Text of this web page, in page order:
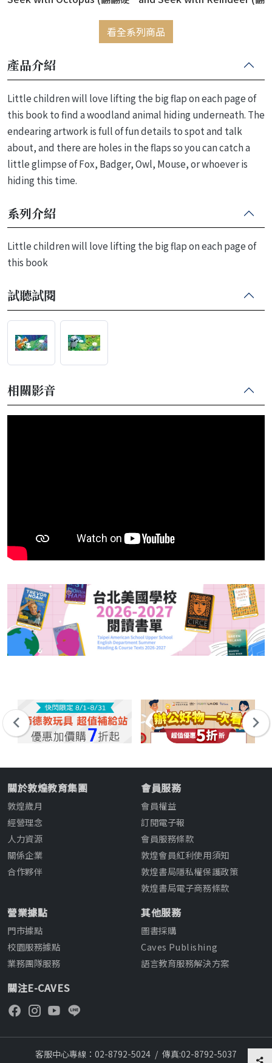
看全系列商品
產品介紹
Little children will love lifting the big flap on each page of
this book to find a woodland animal hiding underneath. The
endearing artwork is full of fun details to spot and talk
about, and there are holes in the flaps so you can catch a
little glimpse of Fox, Badger, Owl, Mouse, or whoever is
hiding this time.
系列介紹
Little children will love lifting the big flap on each page of
this book
試聽試閱
相關影音
關於敦煌教育集團
敦煌歲月
經營理念
人力資源
關係企業
合作夥伴
會員服務
會員權益
訂閱電子報
會員服務條款
敦煌會員紅利使用須知
敦煌書局隱私權保護政策
敦煌書局電子商務條款
營業據點
門市據點
校園服務據點
業務團隊服務
其他服務
圖書採購
Caves Publishing
語言教育服務解決方案
關注E-CAVES
客服中心專線：02-8792-5024 / 傳真:02-8792-5037